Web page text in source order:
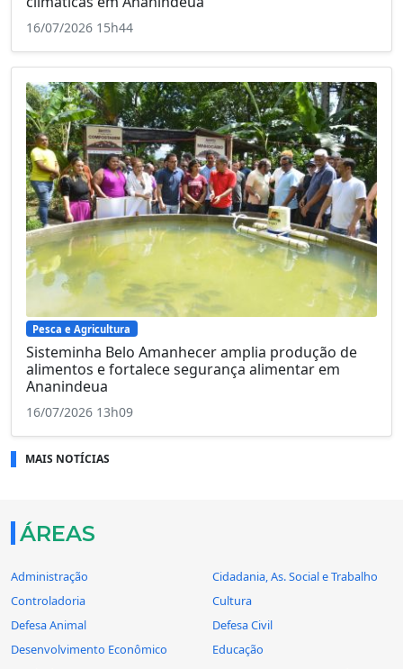
16/07/2026 15h44
Pesca e Agricultura
Sisteminha Belo Amanhecer amplia produção de
alimentos e fortalece segurança alimentar em
Ananindeua
16/07/2026 13h09
MAIS NOTÍCIAS
ÁREAS
Administração
Cidadania, As. Social e Trabalho
Controladoria
Cultura
Defesa Animal
Defesa Civil
Desenvolvimento Econômico
Educação